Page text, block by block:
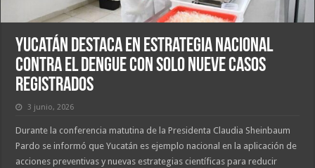
Yucatán destaca en estrategia nacional
contra el dengue con solo nueve casos
registrados
3 junio, 2026
Durante la conferencia matutina de la Presidenta Claudia Sheinbaum
Pardo se informó que Yucatán es ejemplo nacional en la aplicación de
acciones preventivas y nuevas estrategias científicas para reducir